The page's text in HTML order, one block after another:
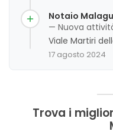
chiarezza nelle
la capacità di
competenza
sottolineando
cortese e
gestione delle
Notaio
— Nuova
Viale Martiri
17 agosto 2024
Trova i